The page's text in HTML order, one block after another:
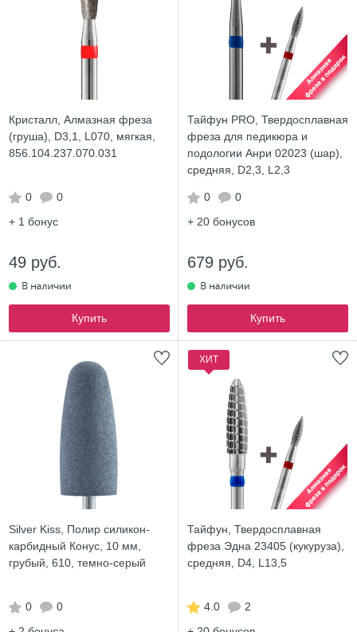
Кристалл, Алмазная фреза
(груша), D3,1, L070, мягкая,
856.104.237.070.031
0
0
+ 1 бонус
49 руб.
Купить
Тайфун PRO, Твердосплавная
фреза для педикюра и
подологии Анри 02023 (шар),
средняя, D2,3, L2,3
0
0
+ 20 бонусов
679 руб.
Купить
Silver Kiss, Полир силикон-
карбидный Конус, 10 мм,
грубый, 610, темно-серый
0
0
ХИТ
Тайфун, Твердосплавная
фреза Эдна 23405 (кукуруза),
средняя, D4, L13,5
4.0
2